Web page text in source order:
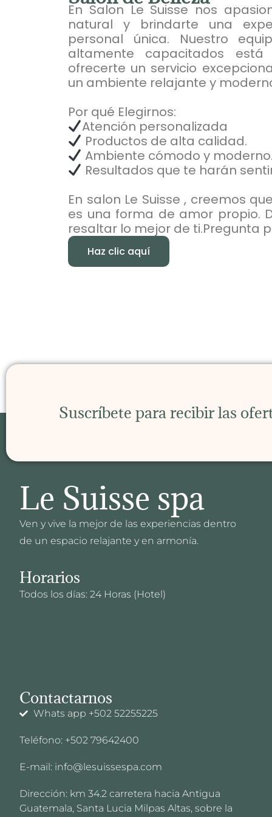
En Salon Le Suisse nos
natural y brindarte una
personal única. Nuestro
altamente capacitados está
ofrecerte un servicio
un ambiente relajante y
Por qué Elegirnos:
Atención personalizada
Productos de alta calidad.
Ambiente cómodo y moderno.
Resultados que te harán
En salon Le Suisse , creemos
es una forma de amor propio.
resaltar lo mejor de ti.Pregunta
Haz clic aquí
Suscríbete para recibir las
Le Suisse spa
Ven y vive la mejor de las experiencias dentro
de un espacio relajante y en armonía.
Horarios
Todos los días: 24 Horas (Hotel)
Contactarnos
Whats app +502 52255225
Teléfono: +502 79642400
E-mail: info@lesuissespa.com
Dirección: km 34.2 carretera hacia Antigua
Guatemala, Santa Lucia Milpas Altas, sobre la